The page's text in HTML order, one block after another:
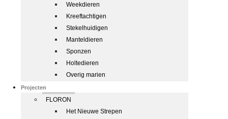
Weekdieren
Kreeftachtigen
Stekelhuidigen
Manteldieren
Sponzen
Holtedieren
Overig marien
Projecten
FLORON
Het Nieuwe Strepen